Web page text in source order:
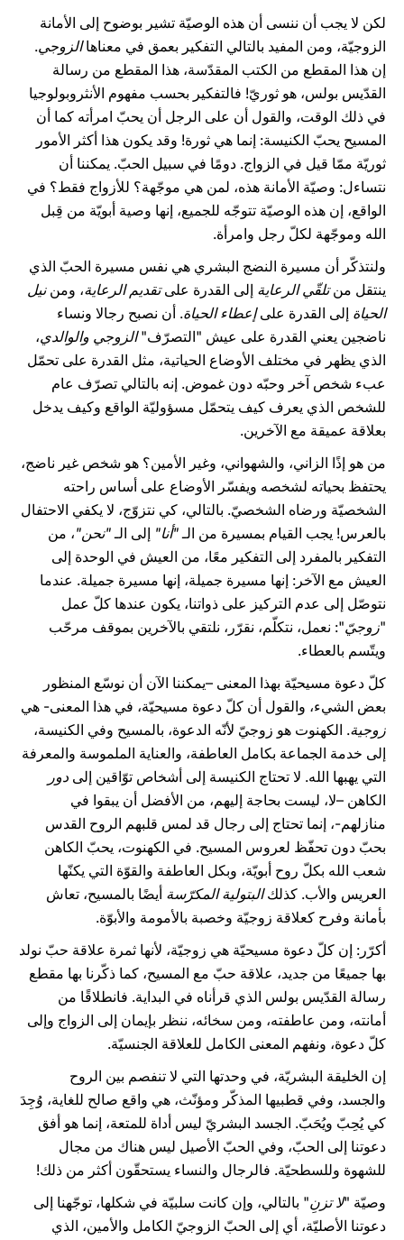
لكن لا يجب أن ننسى أن هذه الوصيّة تشير بوضوح إلى الأمانة
الزوجيّة، ومن المفيد بالتالي التفكير بعمق في معناهاالزوجي.
إن هذا المقطع من الكتب المقدّسة، هذا المقطع من رسالة
القدّيس بولس، هو ثوريّ! فالتفكير بحسب مفهوم الأنثروبولوجيا
في ذلك الوقت، والقول أن على الرجل أن يحبّ امرأته كما أن
المسيح يحبّ الكنيسة: إنما هي ثورة! وقد يكون هذا أكثر الأمور
ثوريّة ممّا قيل في الزواج. دومًا في سبيل الحبّ. يمكننا أن
نتساءل: وصيّة الأمانة هذه، لمن هي موجّهة؟ للأزواج فقط؟ في
الواقع، إن هذه الوصيّة تتوجّه للجميع، إنها وصية أبويّة من قِبل
الله وموجّهة لكلّ رجل وامرأة.
ولنتذكّر أن مسيرة النضج البشري هي نفس مسيرة الحبّ الذي
ينتقل منتلقّي الرعاية إلى القدرة علىتقديم الرعاية، ومننيل
الحياة إلى القدرة علىإعطاء الحياة. أن نصبح رجالا ونساء
ناضجين يعني القدرة على عيش "التصرّف"الزوجي والوالدي،
الذي يظهر في مختلف الأوضاع الحياتية، مثل القدرة على تحمّل
عبء شخص آخر وحبّه دون غموض. إنه بالتالي تصرّف عام
للشخص الذي يعرف كيف يتحمّل مسؤوليّة الواقع وكيف يدخل
بعلاقة عميقة مع الآخرين.
من هو إذًا الزاني، والشهواني، وغير الأمين؟ هو شخص غير ناضج،
يحتفظ بحياته لشخصه ويفسّر الأوضاع على أساس راحته
الشخصيّة ورضاه الشخصيّ. بالتالي، كي نتزوّج، لا يكفي الاحتفال
بالعرس! يجب القيام بمسيرة من الـ"أنا" إلى الـ"نحن"، من
التفكير بالمفرد إلى التفكير معًا، من العيش في الوحدة إلى
العيش مع الآخر: إنها مسيرة جميلة، إنها مسيرة جميلة. عندما
نتوصّل إلى عدم التركيز على ذواتنا، يكون عندها كلّ عمل
"زوجيّ": نعمل، نتكلّم، نقرّر، نلتقي بالآخرين بموقف مرحّب
ويتّسم بالعطاء.
كلّ دعوة مسيحيّة بهذا المعنى –يمكننا الآن أن نوسّع المنظور
بعض الشيء، والقول أن كلّ دعوة مسيحيّة، في هذا المعنى- هي
زوجية. الكهنوت هو زوجيّ لأنّه الدعوة، بالمسيح وفي الكنيسة،
إلى خدمة الجماعة بكامل العاطفة، والعناية الملموسة والمعرفة
التي يهبها الله. لا تحتاج الكنيسة إلى أشخاص توّاقين إلى دور
الكاهن –لا، ليست بحاجة إليهم، من الأفضل أن يبقوا في
منازلهم-، إنما تحتاج إلى رجال قد لمس قلبهم الروح القدس
بحبّ دون تحفّظ لعروس المسيح. في الكهنوت، يحبّ الكاهن
شعب الله بكلّ روح أبويّة، وبكل العاطفة والقوّة التي يكنّها
العريس والأب. كذلكالبتولية المكرّسة أيضًا بالمسيح، تعاش
بأمانة وفرح كعلاقة زوجيّة وخصبة بالأمومة والأبوّة.
أكرّر: إن كلّ دعوة مسيحيّة هي زوجيّة، لأنها ثمرة علاقة حبّ نولد
بها جميعًا من جديد، علاقة حبّ مع المسيح، كما ذكّرنا بها مقطع
رسالة القدّيس بولس الذي قرأناه في البداية. فانطلاقًا من
أمانته، ومن عاطفته، ومن سخائه، ننظر بإيمان إلى الزواج وإلى
كلّ دعوة، ونفهم المعنى الكامل للعلاقة الجنسيّة.
إن الخليقة البشريّة، في وحدتها التي لا تنفصم بين الروح
والجسد، وفي قطبيها المذكّر ومؤنّث، هي واقع صالح للغاية، وُجِدَ
كي يُحِبّ ويُحَبّ. الجسد البشريّ ليس أداة للمتعة، إنما هو أفق
دعوتنا إلى الحبّ، وفي الحبّ الأصيل ليس هناك من مجال
للشهوة وللسطحيّة. فالرجال والنساء يستحقّون أكثر من ذلك!
وصيّة "لا تزنِ" بالتالي، وإن كانت سلبيّة في شكلها، توجّهنا إلى
دعوتنا الأصليّة، أي إلى الحبّ الزوجيّ الكامل والأمين، الذي